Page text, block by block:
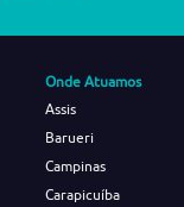
Onde Atuamos
Assis
Barueri
Campinas
Carapicuíba